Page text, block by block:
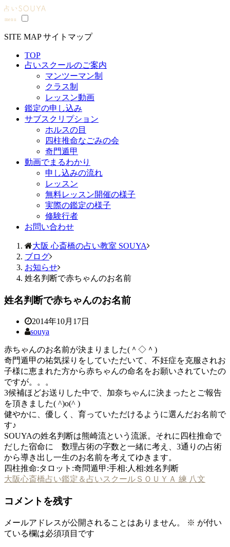
SITE MAPサイトマップ
TOP
占いスクールのご案内
マンツーマン制
クラス制
レッスン動画
鑑定の申し込み
サブスクリプション
ホルスの目
四柱推命なごみの会
奇門遁甲
動画でまるわかり
申し込みの流れ
レッスン
無料レッスン開催の様子
実際の鑑定の様子
修験行者
お問い合わせ
大阪 心斎橋の占い教室 SOUYA
ブログ
お知らせ
姓名判断で赤ちゃんのお名前
姓名判断で赤ちゃんのお名前
2014年10月17日
souya
赤ちゃんのお名前が決まりました(＾◇＾)
奇門遁甲の祐気採りをしていただいて、不妊症を克服されお
子様に恵まれた方から赤ちゃんの命名をお願いされていたの
ですが。。。
3候補ほどお送りした中で、加奈ちゃんに決まったとご報告
を頂きました( ^)o(^ )
健やかに、優しく、育っていただけるように選んだお名前で
す♪
SOUYAの姓名判断は熊崎流という流派。それに四柱推命で
だした宿命に 数理占術の字数と一緒に考え、3通りの占術
から導き出し一生のお名前を考えてゆきます。
四柱推命:タロット:奇問遁甲:手相:人相:姓名判断
大阪心斎橋占い鑑定＆占いスクールＳＯＵＹＡ 練 八文
コメントを残す
メールアドレスが公開されることはありません。 ※ が付い
ている欄は必須項目です